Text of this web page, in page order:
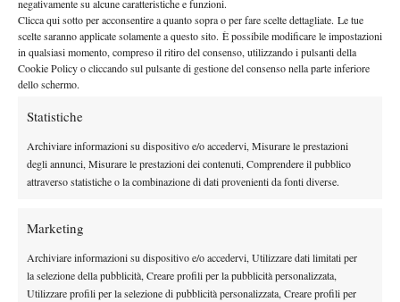
negativamente su alcune caratteristiche e funzioni.
Clicca qui sotto per acconsentire a quanto sopra o per fare scelte dettagliate. Le tue
scelte saranno applicate solamente a questo sito. È possibile modificare le impostazioni
in qualsiasi momento, compreso il ritiro del consenso, utilizzando i pulsanti della
Cookie Policy o cliccando sul pulsante di gestione del consenso nella parte inferiore
dello schermo.
Statistiche
Archiviare informazioni su dispositivo e/o accedervi, Misurare le prestazioni
degli annunci, Misurare le prestazioni dei contenuti, Comprendere il pubblico
attraverso statistiche o la combinazione di dati provenienti da fonti diverse.
Marketing
Archiviare informazioni su dispositivo e/o accedervi, Utilizzare dati limitati per
la selezione della pubblicità, Creare profili per la pubblicità personalizzata,
Utilizzare profili per la selezione di pubblicità personalizzata, Creare profili per
ITF Junior Finals 2025, Vasamì parte bene a Chengdu:
battuto Paldanius all’esordio
22 Ottobre 2025
Antonio Sepe
Facebook